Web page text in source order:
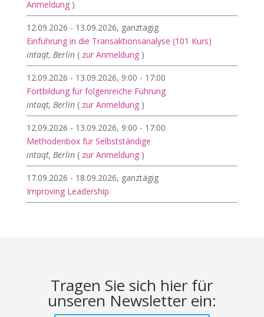
Anmeldung)
12.09.2026 - 13.09.2026, ganztägig
Einführung in die Transaktionsanalyse (101 Kurs)
intaqt, Berlin ( zur Anmeldung)
12.09.2026 - 13.09.2026, 9:00 - 17:00
Fortbildung für folgenreiche Führung
intaqt, Berlin ( zur Anmeldung)
12.09.2026 - 13.09.2026, 9:00 - 17:00
Methodenbox für Selbstständige
intaqt, Berlin ( zur Anmeldung)
17.09.2026 - 18.09.2026, ganztägig
Improving Leadership
Tragen Sie sich hier für
unseren Newsletter ein: